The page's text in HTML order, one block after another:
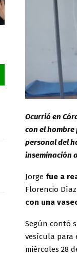
Ocurrió en
con el
personal del
inseminación
Jorge fue a
Florencio
con una
Según contó
vesícula para
miércoles 28